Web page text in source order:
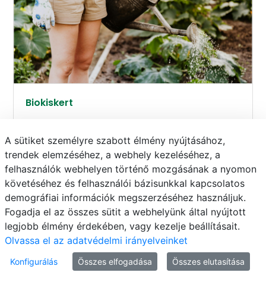
Biokiskert
Helyszín: Budapest
Jelentkezés: 2025-04-09
A sütiket személyre szabott élmény nyújtásához,
trendek elemzéséhez, a webhely kezeléséhez, a
felhasználók webhelyen történő mozgásának a nyomon
követéséhez és felhasználói bázisunkkal kapcsolatos
demográfiai információk megszerzéséhez használjuk.
Fogadja el az összes sütit a webhelyünk által nyújtott
legjobb élmény érdekében, vagy kezelje beállításait.
Olvassa el az adatvédelmi irányelveinket
Konfigurálás Összes elfogadása Összes elutasítása